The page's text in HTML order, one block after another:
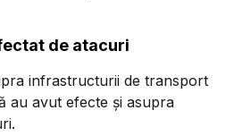
de atacuri
infrastructurii de transport
au avut efecte și asupra